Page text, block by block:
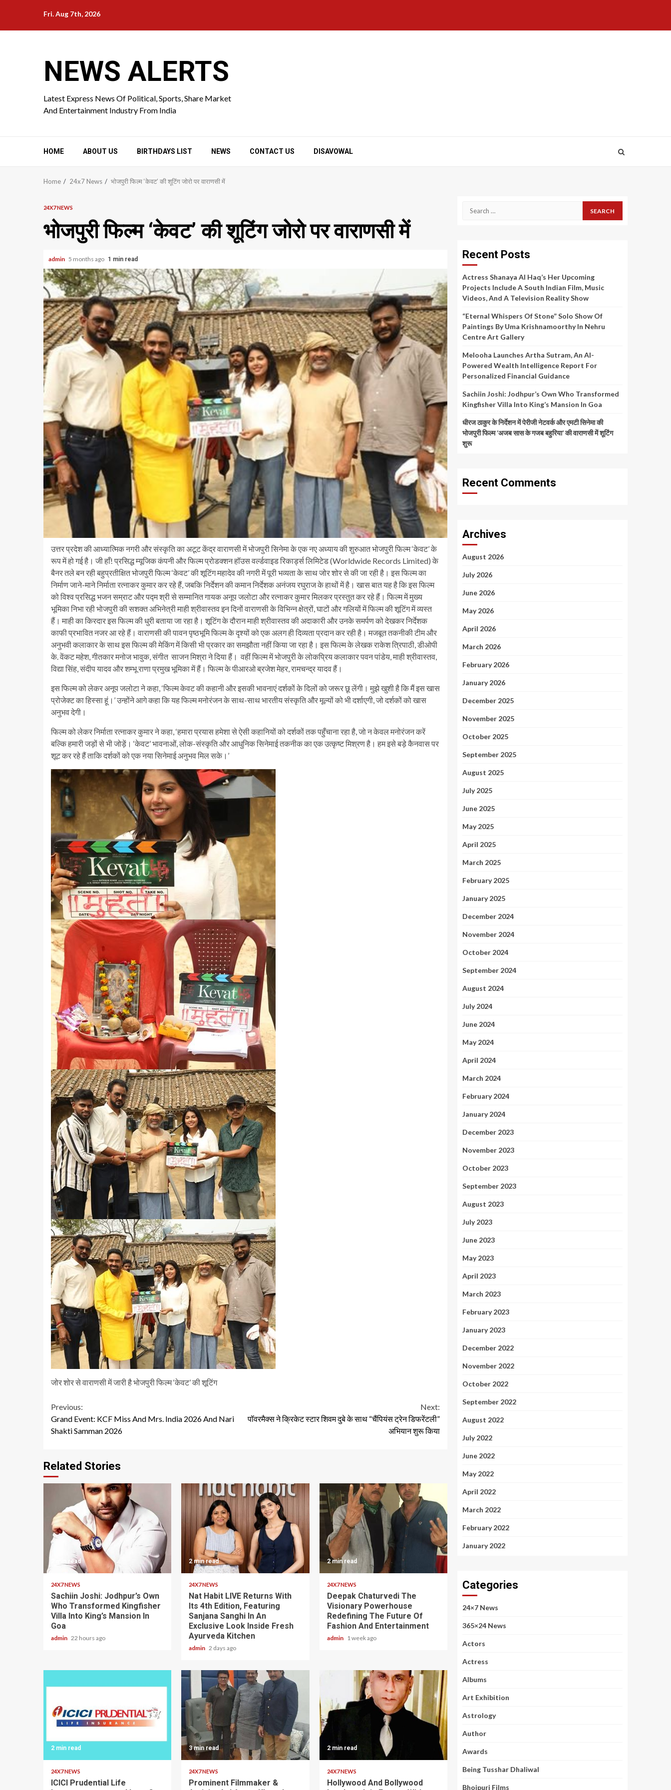
content
Fri. Aug 7th, 2026
NEWS ALERTS
Latest Express News Of Political, Sports, Share Market
And Entertainment Industry From India
HOME ABOUT US BIRTHDAYS LIST NEWS CONTACT US DISAVOWAL
Home 24x7 News भोजपुरी फिल्म ‘केवट’ की शूटिंग जोरो पर वाराणसी में
24X7 NEWS
भोजपुरी फिल्म ‘केवट’ की शूटिंग जोरो पर वाराणसी में
admin 5 months ago 1 min read
उत्तर प्रदेश की आध्यात्मिक नगरी और संस्कृति का अटूट केंद्र वाराणसी में भोजपुरी सिनेमा के एक नए अध्याय की शुरुआत भोजपुरी फिल्म ‘केवट’ के
रूप में हो गई है। जी हाँ! प्रसिद्ध म्यूजिक कंपनी और फिल्म प्रोडक्शन हॉउस वर्ल्डवाइड रिकार्ड्स लिमिटेड (Worldwide Records Limited) के
बैनर तले बन रही बहुप्रतीक्षित भोजपुरी फिल्म ‘केवट’ की शूटिंग महादेव की नगरी में पूरी भव्यता के साथ जोर शोर से की जा रही है। इस फिल्म का
निर्माण जाने-माने निर्माता रत्नाकर कुमार कर रहे हैं, जबकि निर्देशन की कमान निर्देशक अनंजय रघुराज के हाथों में है। खास बात यह है कि इस फिल्म
को विश्व प्रसिद्ध भजन सम्राट और पद्म श्री से सम्मानित गायक अनूप जलोटा और रत्नाकर कुमार मिलकर प्रस्तुत कर रहे हैं। फिल्म में मुख्य
भूमिका निभा रही भोजपुरी की सशक्त अभिनेत्री माही श्रीवास्तव इन दिनों वाराणसी के विभिन्न क्षेत्रों, घाटों और गलियों में फिल्म की शूटिंग में व्यस्त
हैं। माही का किरदार इस फिल्म की धुरी बताया जा रहा है। शूटिंग के दौरान माही श्रीवास्तव की अदाकारी और उनके समर्पण को देखकर निर्देशक
काफी प्रभावित नजर आ रहे हैं। वाराणसी की पावन पृष्ठभूमि फिल्म के दृश्यों को एक अलग ही दिव्यता प्रदान कर रही है। मजबूत तकनीकी टीम और
अनुभवी कलाकार के साथ इस फिल्म की मेकिंग में किसी भी प्रकार का समझौता नहीं किया जा रहा है। इस फिल्म के लेखक राकेश त्रिपाठी, डीओपी
के. वेंकट महेश, गीतकार मनोज भावुक, संगीत साजन मिश्रा ने दिया हैं। वहीं फिल्म में भोजपुरी के लोकप्रिय कलाकार पवन पांडेय, माही श्रीवास्तव,
विद्या सिंह, संदीप यादव और शम्भू राणा प्रमुख भूमिका में हैं। फिल्म के पीआरओ ब्रजेश मेहर, रामचन्द्र यादव हैं।
इस फिल्म को लेकर अनूप जलोटा ने कहा, ‘फिल्म केवट की कहानी और इसकी भावनाएं दर्शकों के दिलों को जरूर छू लेंगी। मुझे खुशी है कि मैं इस खास
प्रोजेक्ट का हिस्सा हूं।’ उन्होंने आगे कहा कि यह फिल्म मनोरंजन के साथ-साथ भारतीय संस्कृति और मूल्यों को भी दर्शाएगी, जो दर्शकों को खास
अनुभव देगी।
फिल्म को लेकर निर्माता रत्नाकर कुमार ने कहा, ‘हमारा प्रयास हमेशा से ऐसी कहानियों को दर्शकों तक पहुँचाना रहा है, जो न केवल मनोरंजन करें
बल्कि हमारी जड़ों से भी जोड़ें। ‘केवट’ भावनाओं, लोक-संस्कृति और आधुनिक सिनेमाई तकनीक का एक उत्कृष्ट मिश्रण है। हम इसे बड़े कैनवास पर
शूट कर रहे हैं ताकि दर्शकों को एक नया सिनेमाई अनुभव मिल सके।’
जोर शोर से वाराणसी में जारी है भोजपुरी फिल्म ‘केवट’ की शूटिंग
Continue
Reading
Previous:
Grand Event: KCF Miss And Mrs. India 2026 And Nari
Shakti Samman 2026
Next:
पॉवरमैक्स ने क्रिकेट स्टार शिवम दुबे के साथ “चैंपियंस ट्रेन डिफरेंटली”
अभियान शुरू किया
Related Stories
2 min read
24X7 NEWS
Sachiin Joshi: Jodhpur’s Own
Who Transformed Kingfisher
Villa Into King’s Mansion In
Goa
admin 22 hours ago
2 min read
24X7 NEWS
Nat Habit LIVE Returns With
Its 4th Edition, Featuring
Sanjana Sanghi In An
Exclusive Look Inside Fresh
Ayurveda Kitchen
admin 2 days ago
2 min read
24X7 NEWS
Deepak Chaturvedi The
Visionary Powerhouse
Redefining The Future Of
Fashion And Entertainment
admin 1 week ago
2 min read
24X7 NEWS
ICICI Prudential Life
3 min read
24X7 NEWS
Prominent Filmmaker &
2 min read
24X7 NEWS
Hollywood And Bollywood
Search
Recent Posts
Actress Shanaya Al Haq’s Her Upcoming
Projects Include A South Indian Film, Music
Videos, And A Television Reality Show
“Eternal Whispers Of Stone” Solo Show Of
Paintings By Uma Krishnamoorthy In Nehru
Centre Art Gallery
Melooha Launches Artha Sutram, An AI-
Powered Wealth Intelligence Report For
Personalized Financial Guidance
Sachiin Joshi: Jodhpur’s Own Who Transformed
Kingfisher Villa Into King’s Mansion In Goa
धीरज ठाकुर के निर्देशन में पेरीजी नेटवर्क और एमटी सिनेमा की
भोजपुरी फिल्म ‘अजब सास के गजब बहुरिया’ की वाराणसी में शूटिंग
शुरू
Recent Comments
Archives
August 2026
July 2026
June 2026
May 2026
April 2026
March 2026
February 2026
January 2026
December 2025
November 2025
October 2025
September 2025
August 2025
July 2025
June 2025
May 2025
April 2025
March 2025
February 2025
January 2025
December 2024
November 2024
October 2024
September 2024
August 2024
July 2024
June 2024
May 2024
April 2024
March 2024
February 2024
January 2024
December 2023
November 2023
October 2023
September 2023
August 2023
July 2023
June 2023
May 2023
April 2023
March 2023
February 2023
January 2023
December 2022
November 2022
October 2022
September 2022
August 2022
July 2022
June 2022
May 2022
April 2022
March 2022
February 2022
January 2022
Categories
24×7 News
365×24 News
Actors
Actress
Albums
Art Exhibition
Astrology
Author
Awards
Being Tusshar Dhaliwal
Bhojpuri Films